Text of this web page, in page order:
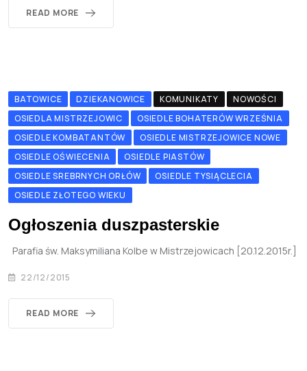
READ MORE
BATOWICE DZIEKANOWICE KOMUNIKATY
NOWOŚCI
OSIEDLA MISTRZEJOWIC
OSIEDLE BOHATERÓW WRZEŚNIA
OSIEDLE KOMBATANTÓW
OSIEDLE MISTRZEJOWICE NOWE
OSIEDLE OŚWIECENIA
OSIEDLE PIASTÓW
OSIEDLE SREBRNYCH ORŁÓW
OSIEDLE TYSIĄCLECIA
OSIEDLE ZŁOTEGO WIEKU
Ogłoszenia duszpasterskie
Parafia św. Maksymiliana Kolbe w Mistrzejowicach [20.12.2015r.]
22/12/2015
READ MORE